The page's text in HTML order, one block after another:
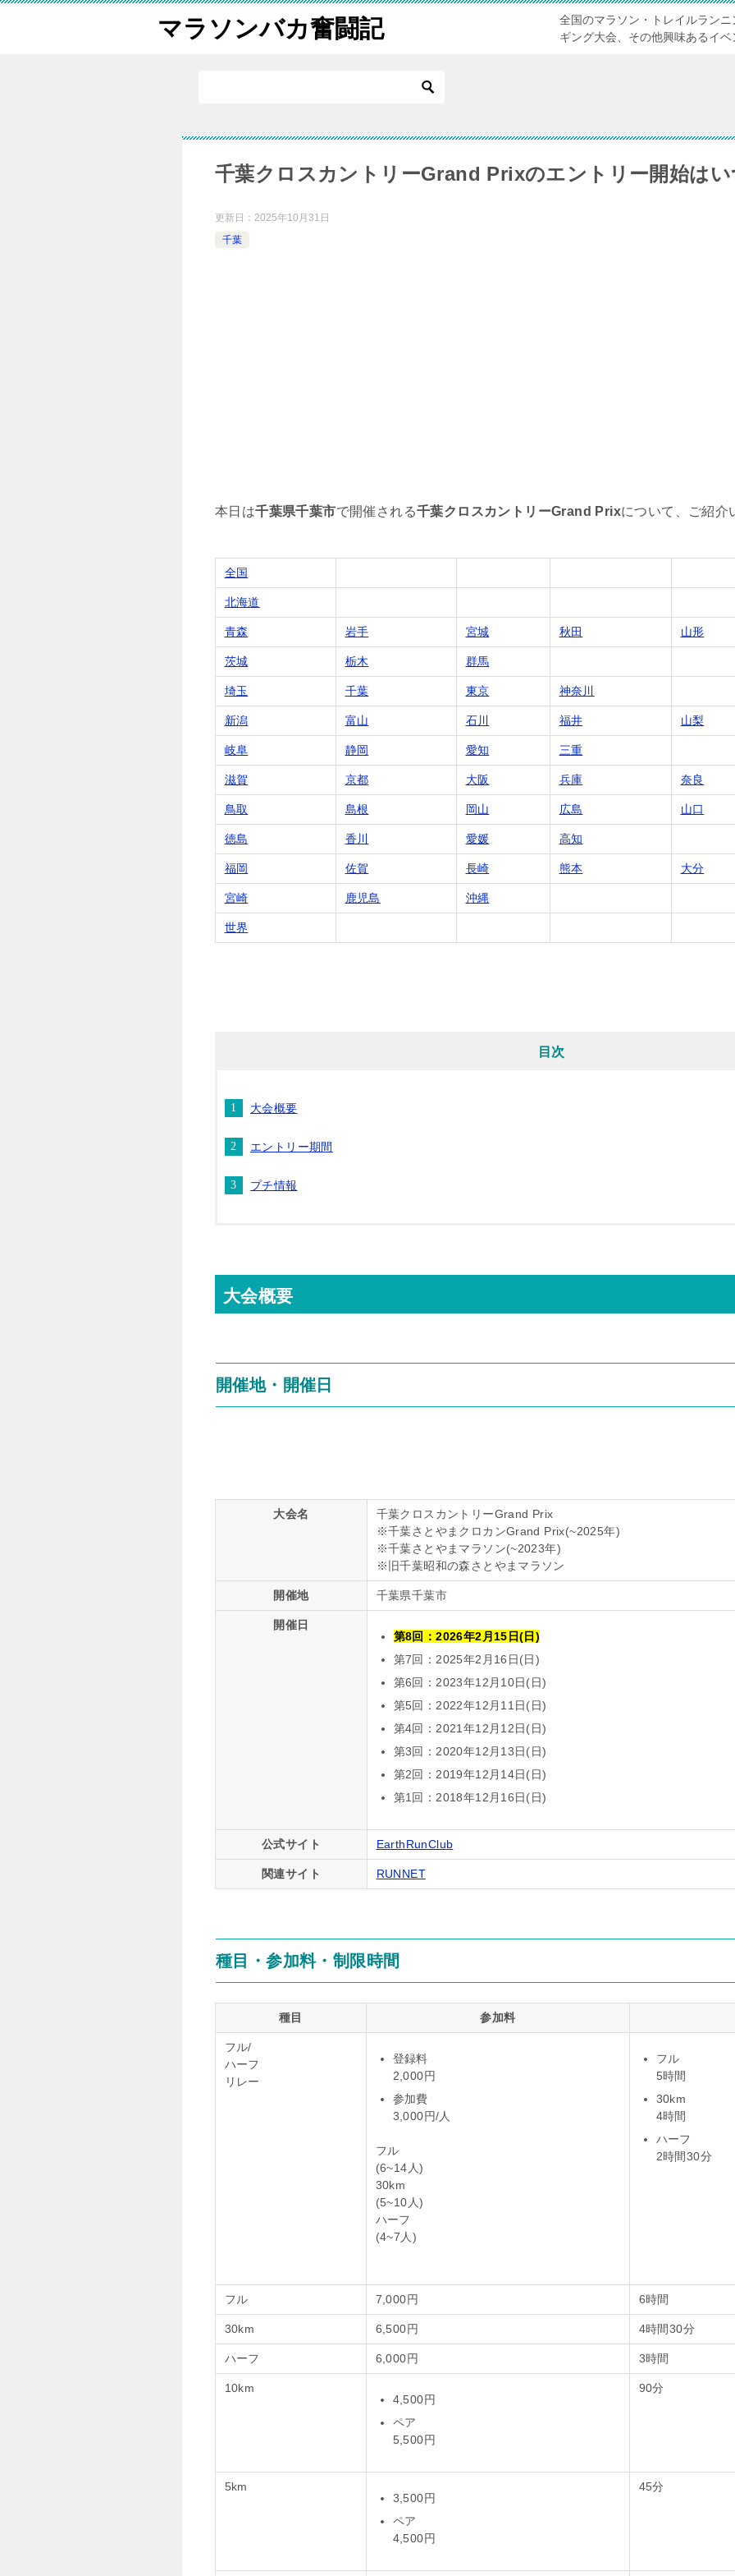
マラソンバカ奮闘記
全国のマラソン・トレイルラン
ギング大会、その他興味あるイ
千葉クロスカントリーGrand Prixのエントリー開始は
更新日： 2025年10月31日
千葉
本日は千葉県千葉市で開催される千葉クロスカントリーGrand Prixについて、ご紹介
全国
北海道
青森 岩手 宮城 秋田 山形
茨城 栃木 群馬
埼玉 千葉 東京 神奈川
新潟 富山 石川 福井 山梨
岐阜 静岡 愛知 三重
滋賀 京都 大阪 兵庫 奈良
鳥取 島根 岡山 広島 山口
徳島 香川 愛媛 高知
福岡 佐賀 長崎 熊本 大分
宮崎 鹿児島 沖縄
世界
目次
大会概要
エントリー期間
プチ情報
大会概要
開催地・開催日
大会名
千葉クロスカントリーGrand Prix
※千葉さとやまクロカンGrand Prix(~2025年)
※千葉さとやまマラソン(~2023年)
※旧千葉昭和の森さとやまマラソン
開催地 千葉県千葉市
開催日
第8回：2026年2月15日(日)
第7回：2025年2月16日(日)
第6回：2023年12月10日(日)
第5回：2022年12月11日(日)
第4回：2021年12月12日(日)
第3回：2020年12月13日(日)
第2回：2019年12月14日(日)
第1回：2018年12月16日(日)
公式サイト EarthRunClub
関連サイト RUNNET
種目・参加料・制限時間
種目 参加料
フル/
ハーフ
リレー
登録料
2,000円
参加費
3,000円/人
フル
(6~14人)
30km
(5~10人)
ハーフ
(4~7人)
フル
5時間
30km
4時間
ハーフ
2時間30分
フル 7,000円 6時間
30km 6,500円 4時間30分
ハーフ 6,000円 3時間
10km
4,500円
ペア
5,500円
90分
5km
3,500円
ペア
4,500円
45分